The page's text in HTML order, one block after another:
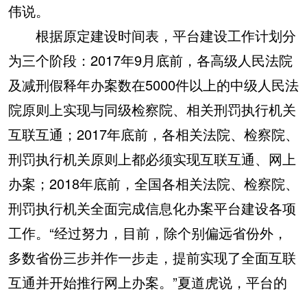
伟说。
根据原定建设时间表，平台建设工作计划分
为三个阶段：2017年9月底前，各高级人民法院
及减刑假释年办案数在5000件以上的中级人民法
院原则上实现与同级检察院、相关刑罚执行机关
互联互通；2017年底前，各相关法院、检察院、
刑罚执行机关原则上都必须实现互联互通、网上
办案；2018年底前，全国各相关法院、检察院、
刑罚执行机关全面完成信息化办案平台建设各项
工作。“经过努力，目前，除个别偏远省份外，
多数省份三步并作一步走，提前实现了全面互联
互通并开始推行网上办案。”夏道虎说，平台的